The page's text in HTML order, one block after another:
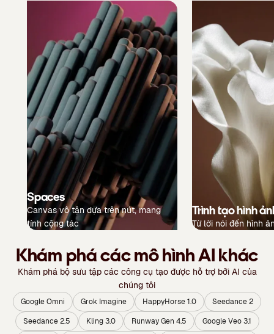
Spaces
Canvas vô tận dựa trên nút, mang
tính cộng tác
Trình tạo hình
Từ lời nói đến hình
Khám phá các mô hình AI khác
Khám phá bộ sưu tập các công cụ tạo được hỗ trợ bởi AI của
chúng tôi
Google Omni Grok Imagine HappyHorse 1.0
Seedance 2
Seedance 2.5
Kling 3.0 Runway Gen 4.5
Google Veo 3.1